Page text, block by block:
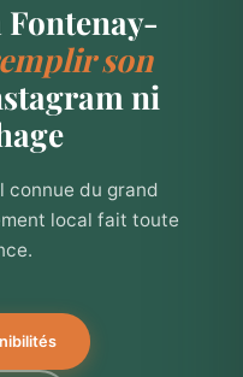
son
ni
connue du grand
local fait toute